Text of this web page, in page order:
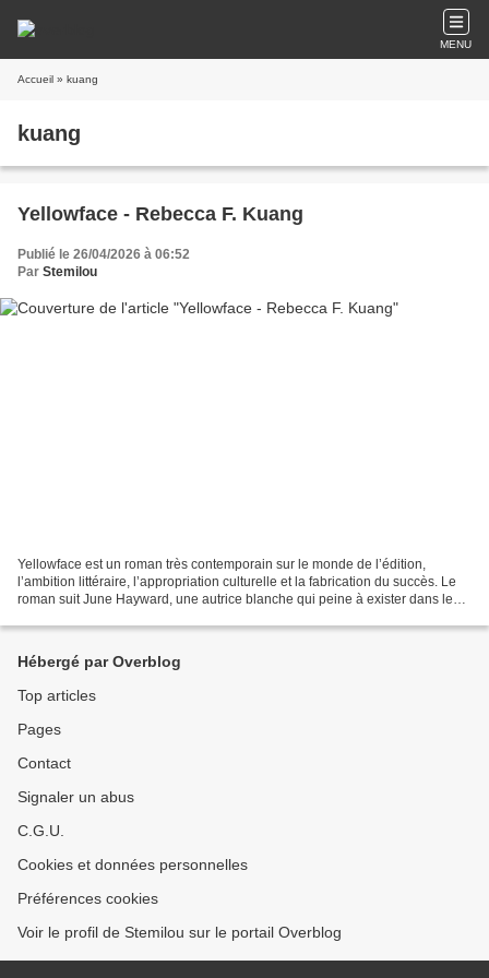
MENU
Accueil » kuang
kuang
Yellowface - Rebecca F. Kuang
Publié le 26/04/2026 à 06:52
Par Stemilou
Yellowface est un roman très contemporain sur le monde de l’édition,
l’ambition littéraire, l’appropriation culturelle et la fabrication du succès. Le
roman suit June Hayward, une autrice blanche qui peine à exister dans le
Hébergé par Overblog
Top articles
Pages
Contact
Signaler un abus
C.G.U.
Cookies et données personnelles
Préférences cookies
Voir le profil de Stemilou sur le portail Overblog